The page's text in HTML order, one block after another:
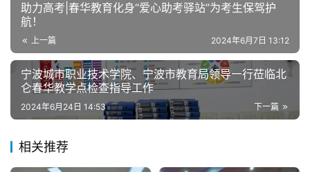
助力高考|春华教育化身“爱心助考驿站”为考生保驾护
航！
上一篇 2024年6月7日 13:12
宁波城市职业技术学院、宁波市教育局领导一行莅临北
仑春华教学点检查指导工作
下一篇
2024年6月24日 14:53
相关推荐